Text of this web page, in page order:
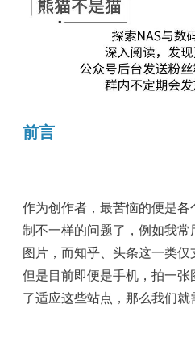
前言
作为创作者，最苦恼的便是
制不一样的问题了，例如我
图片，而知乎、头条这一类仅
但是目前即便是手机，拍一
了适应这些站点，那么我们就